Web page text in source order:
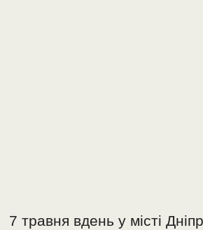
7 травня вдень у місті